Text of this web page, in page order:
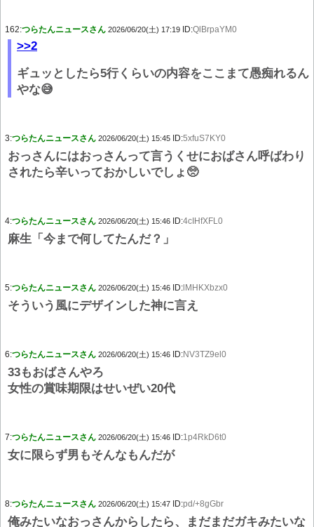
162:つらたんニュースさん 2026/06/20(土) 17:19 ID:QlBrpaYM0
>>2
ギュッとしたら5行くらいの内容をここまて愚痴れるん
やな😅
3:つらたんニュースさん 2026/06/20(土) 15:45 ID:5xfuS7KY0
おっさんにはおっさんって言うくせにおばさん呼ばわり
されたら辛いっておかしいでしょ🥺
4:つらたんニュースさん 2026/06/20(土) 15:46 ID:4cIHfXFL0
麻生「今まで何してたんだ？」
5:つらたんニュースさん 2026/06/20(土) 15:46 ID: lMHKXbzx0
そういう風にデザインした神に言え
6:つらたんニュースさん 2026/06/20(土) 15:46 ID:NV3TZ9el0
33もおばさんやろ
女性の賞味期限はせいぜい20代
7:つらたんニュースさん 2026/06/20(土) 15:46 ID:1p4RkD6t0
女に限らず男もそんなもんだが
8:つらたんニュースさん 2026/06/20(土) 15:47 ID:pd/+8gGbr
俺みたいなおっさんからしたら、まだまだガキみたいな